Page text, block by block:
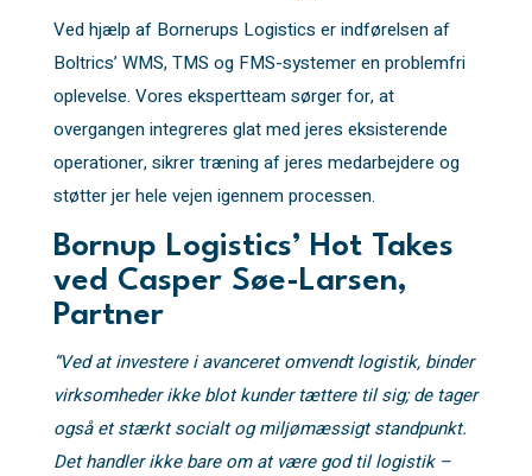
Ved hjælp af Bornerups Logistics er indførelsen af
Boltrics’ WMS, TMS og FMS-systemer en problemfri
oplevelse. Vores ekspertteam sørger for, at
overgangen integreres glat med jeres eksisterende
operationer, sikrer træning af jeres medarbejdere og
støtter jer hele vejen igennem processen.
Bornup Logistics’ Hot Takes
ved Casper Søe-Larsen,
Partner
“Ved at investere i avanceret omvendt logistik, binder
virksomheder ikke blot kunder tættere til sig; de tager
også et stærkt socialt og miljømæssigt standpunkt.
Det handler ikke bare om at være god til logistik –